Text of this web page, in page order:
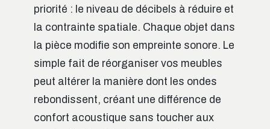
priorité : le niveau de décibels à réduire et
la contrainte spatiale. Chaque objet dans
la pièce modifie son empreinte sonore. Le
simple fait de réorganiser vos meubles
peut altérer la manière dont les ondes
rebondissent, créant une différence de
confort acoustique sans toucher aux